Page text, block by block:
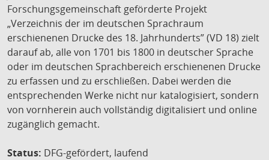
Forschungsgemeinschaft geförderte Projekt
„Verzeichnis der im deutschen Sprachraum
erschienenen Drucke des 18. Jahrhunderts” (VD 18) zielt
darauf ab, alle von 1701 bis 1800 in deutscher Sprache
oder im deutschen Sprachbereich erschienenen Drucke
zu erfassen und zu erschließen. Dabei werden die
entsprechenden Werke nicht nur katalogisiert, sondern
von vornherein auch vollständig digitalisiert und online
zugänglich gemacht.
Status: DFG-gefördert, laufend